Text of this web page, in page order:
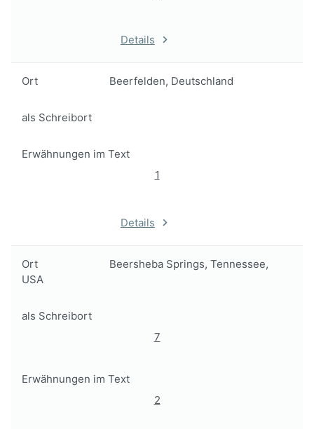
Details
Ort Beerfelden, Deutschland
als Schreibort
Erwähnungen im Text
1
Details
Ort
Beersheba Springs, Tennessee,
USA
als Schreibort
7
Erwähnungen im Text
2